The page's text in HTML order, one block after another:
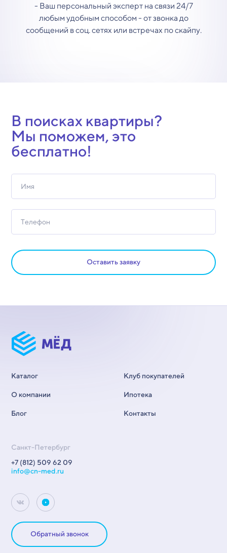
- Ваш персональный эксперт на связи 24/7
любым удобным способом - от звонка до
сообщений в соц. сетях или встречах по скайпу.
В поисках квартиры?
Мы поможем, это
бесплатно!
Оставить заявку
Каталог
О компании
Блог
Клуб покупателей
Ипотека
Контакты
Санкт-Петербург
+7 (812) 509 62 09
info@cn-med.ru
Обратный звонок